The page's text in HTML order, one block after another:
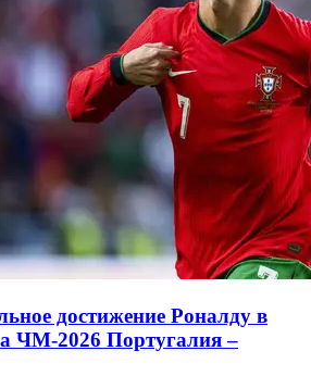
достижение Роналду в
ЧМ-2026 Португалия –